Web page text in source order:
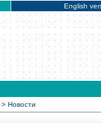
English
> Новости